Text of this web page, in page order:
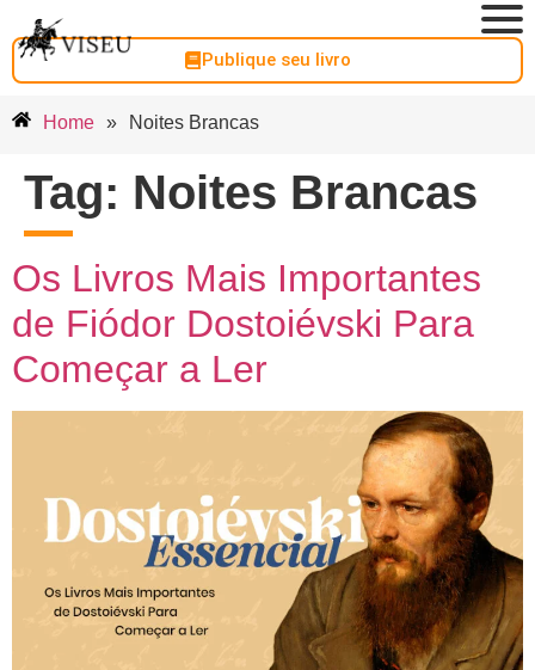
Publique seu livro
Home » Noites Brancas
Tag: Noites Brancas
Os Livros Mais Importantes
de Fiódor Dostoiévski Para
Começar a Ler